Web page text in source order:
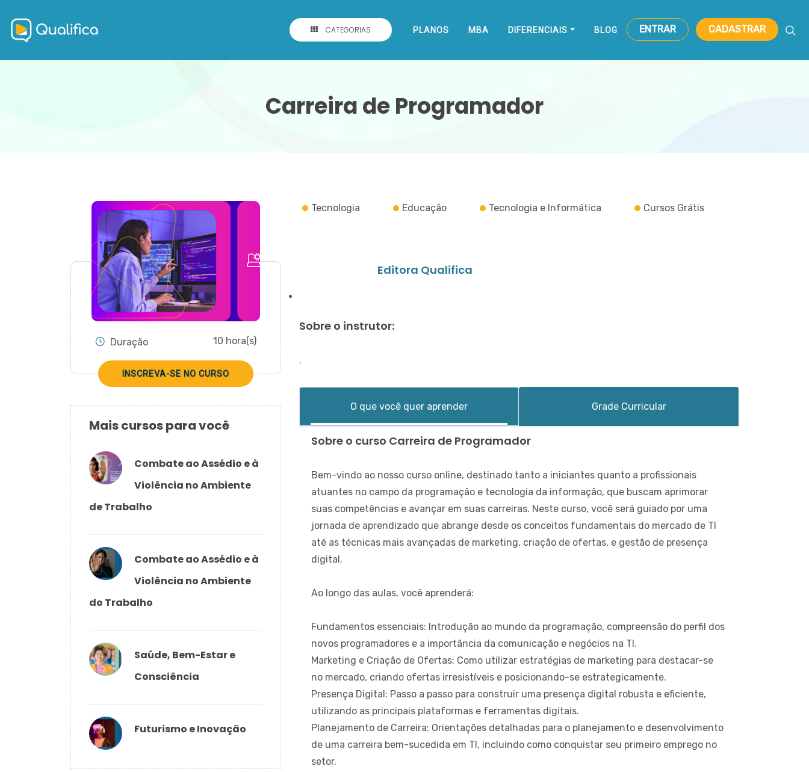
CATEGORIAS PLANOS MBA DIFERENCIAIS BLOG ENTRAR CADASTRAR
Carreira de Programador
Duração 10 hora(s)
INSCREVA-SE NO CURSO
Mais cursos para você
Combate ao Assédio e à
Violência no Ambiente
de Trabalho
Combate ao Assédio e à
Violência no Ambiente
do Trabalho
Saúde, Bem-Estar e
Consciência
Futurismo e Inovação
Tecnologia Educação Tecnologia e Informática Cursos Grátis
Editora Qualifica
Sobre o instrutor:
.
O que você quer aprender Grade Curricular
Sobre o curso Carreira de Programador
Bem-vindo ao nosso curso online, destinado tanto a iniciantes quanto a profissionais
atuantes no campo da programação e tecnologia da informação, que buscam aprimorar
suas competências e avançar em suas carreiras. Neste curso, você será guiado por uma
jornada de aprendizado que abrange desde os conceitos fundamentais do mercado de TI
até as técnicas mais avançadas de marketing, criação de ofertas, e gestão de presença
digital.
Ao longo das aulas, você aprenderá:
Fundamentos essenciais: Introdução ao mundo da programação, compreensão do perfil dos
novos programadores e a importância da comunicação e negócios na TI.
Marketing e Criação de Ofertas: Como utilizar estratégias de marketing para destacar-se
no mercado, criando ofertas irresistíveis e posicionando-se estrategicamente.
Presença Digital: Passo a passo para construir uma presença digital robusta e eficiente,
utilizando as principais plataformas e ferramentas digitais.
Planejamento de Carreira: Orientações detalhadas para o planejamento e desenvolvimento
de uma carreira bem-sucedida em TI, incluindo como conquistar seu primeiro emprego no
setor.